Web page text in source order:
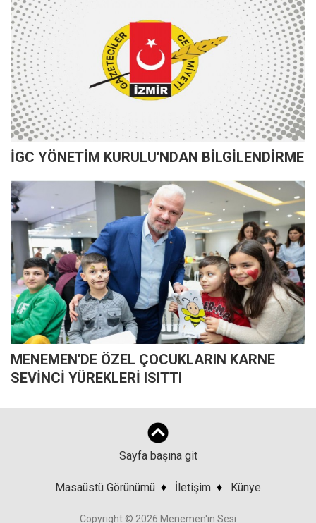
İGC YÖNETİM KURULU'NDAN BİLGİLENDİRME
MENEMEN'DE ÖZEL ÇOCUKLARIN KARNE
SEVİNCİ YÜREKLERİ ISITTI
Sayfa başına git
Masaüstü Görünümü ♦ İletişim ♦ Künye
Copyright © 2026 Menemen'in Sesi